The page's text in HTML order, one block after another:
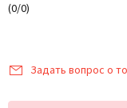
(0/0)
Задать вопрос о